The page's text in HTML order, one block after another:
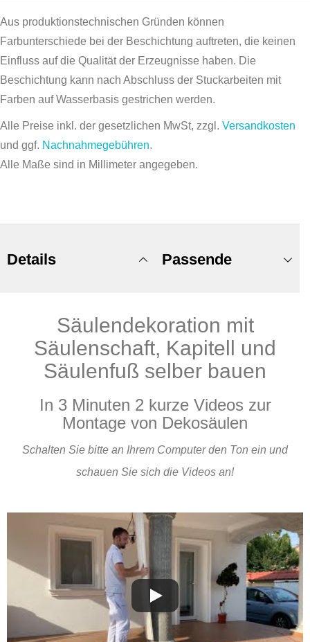
Aus produktionstechnischen Gründen können
Farbunterschiede bei der Beschichtung auftreten, die keinen
Einfluss auf die Qualität der Erzeugnisse haben. Die
Beschichtung kann nach Abschluss der Stuckarbeiten mit
Farben auf Wasserbasis gestrichen werden.
Alle Preise inkl. der gesetzlichen MwSt, zzgl. Versandkosten
und ggf. Nachnahmegebühren.
Alle Maße sind in Millimeter angegeben.
Details
Säulendekoration mit
Säulenschaft, Kapitell und
Säulenfuß selber bauen
In 3 Minuten 2 kurze Videos zur
Montage von Dekosäulen
Schalten Sie bitte an Ihrem Computer den Ton ein und
schauen Sie sich die Videos an!
Passende
Produkte